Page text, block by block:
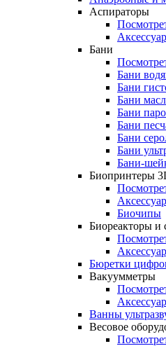
Аспираторы
Бани
Бани
Бани
Бани
Бани
Бани
Бани
Бани
Бани-
Биопринтеры
Биочипы
Биореакторы и
Бюретки
Вакуумметры
Ванны
Весовое